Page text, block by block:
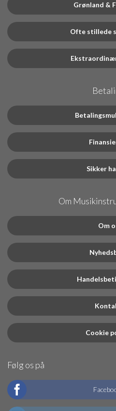
Grønland &
Ofte stillede
Sikker
Om
Om
Cookie
Følg os på